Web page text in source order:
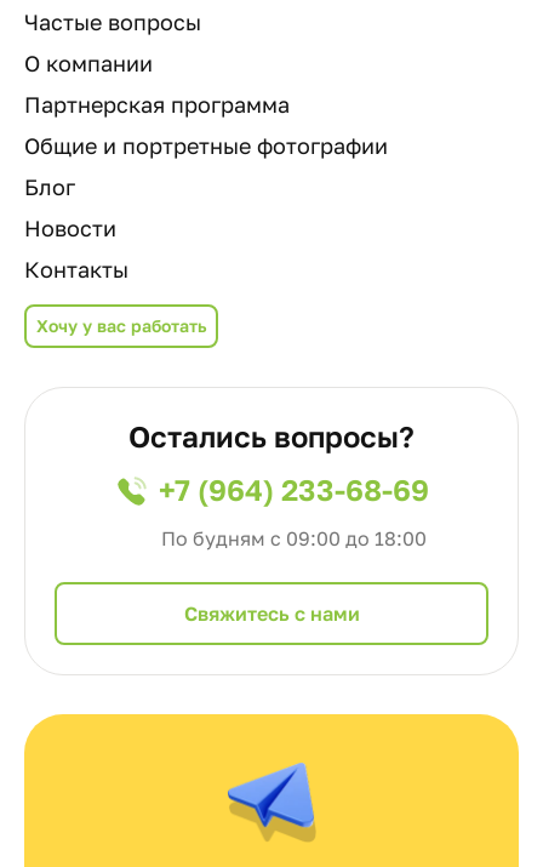
Частые вопросы
О компании
Партнерская программа
Общие и портретные фотографии
Блог
Новости
Контакты
Хочу у вас работать
Остались вопросы?
+7 (964) 233-68-69
По будням с 09:00 до 18:00
Cвяжитесь с нами